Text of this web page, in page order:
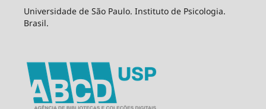
Universidade de São Paulo. Instituto de Psicologia.
Brasil.